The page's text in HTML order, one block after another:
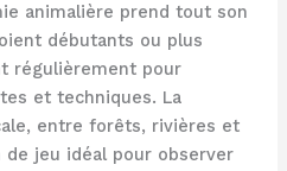
animalière prend tout son
débutants ou plus
régulièrement pour
et techniques. La
entre forêts, rivières et
jeu idéal pour observer